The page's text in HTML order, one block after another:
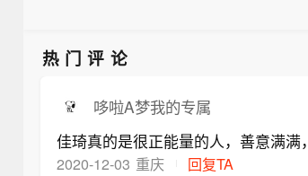
热门评论
哆啦A梦我的专属
佳琦真的是很正能量的人，善意满满
2020-12-03 重庆 回复TA